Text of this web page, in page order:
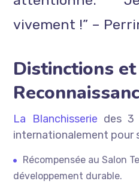
vivement !” –
Distinctions et
La Blanchisserie des 3
internationalement pour
Récompensée au Salon
développement durable.